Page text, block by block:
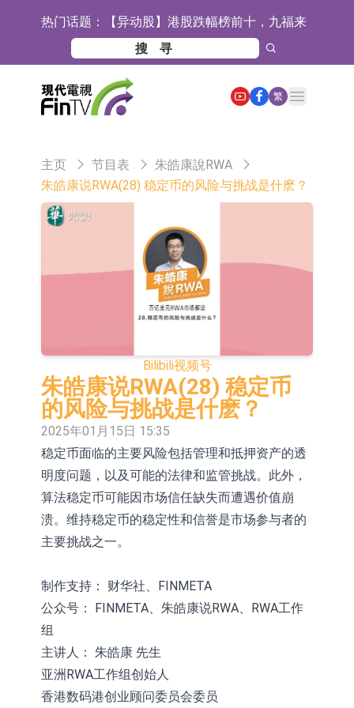
热门话题： 【异动股】港股跌幅榜前十，九福来
(08611.HK)跌21.43%，天瑞汽车内饰
(06162.HK)跌18.44%
【异动股】港股涨幅榜前十，佳明集
团控股(01271.HK)涨+78.22%，拿森
科技(02261.HK)涨+64.11%
斯迪克：公司为国内折叠屏核心功能
材料供应商
恒瑞医药：公司已在中国获批上市26
目标客户的测试认证
上期所：7月份对11个实际控制关系
江总部物业服务项目
亚太股份：公司是零跑汽车和
Stellantis集团的供应商
理工雷科面向边缘AI场景推出"山
海"系列智算模组 系列产品基于国产
【异动股】医疗研发外包板块拉升，
依米康：海外交付以东南亚、中东市
场为主 并已取得欧美相关认证
上交所：财通多策略福鑫定期开放灵
活配置混合型发起式证券投资基金临
时停牌
上交所：景顺长城全球半导体芯片产
业股票型证券投资基金临时停牌
【异动股】港股跌幅榜前十，卡森国
际(00496.HK)跌22.40%，九福来
(08611.HK)跌21.01%
【异动股】港股涨幅榜前十，拿森科
技(02261.HK)涨+75.05%，辰兴发展
神火股份：新疆神火铝水转化率已
猫(601015.CN)跌8.38%
浙江证监局对财通证券股份有限公司
繁
Open main menu
主页 节目表
朱皓康說RWA
朱皓康说RWA(28) 稳定币的风险与挑战是什麽？
Bilibili视频号
朱皓康说RWA(28) 稳定币
的风险与挑战是什麽？
2025年01月15日 15:35
稳定币面临的主要风险包括管理和抵押资产的透
明度问题，以及可能的法律和监管挑战。此外，
算法稳定币可能因市场信任缺失而遭遇价值崩
溃。维持稳定币的稳定性和信誉是市场参与者的
主要挑战之一。
制作支持： 财华社、FINMETA
公众号： FINMETA、朱皓康说RWA、RWA工作
组
主讲人： 朱皓康 先生
亚洲RWA工作组创始人
香港数码港创业顾问委员会委员